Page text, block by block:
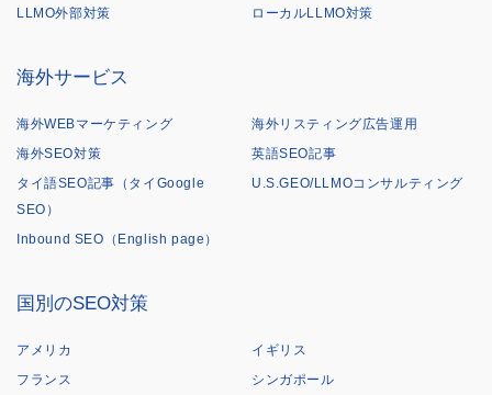
LLMO外部対策
ローカルLLMO対策
海外サービス
海外WEBマーケティング
海外リスティング広告運用
海外SEO対策
英語SEO記事
タイ語SEO記事（タイGoogle
SEO）
U.S.GEO/LLMOコンサルティング
Inbound SEO（English page）
国別のSEO対策
アメリカ
イギリス
フランス
シンガポール